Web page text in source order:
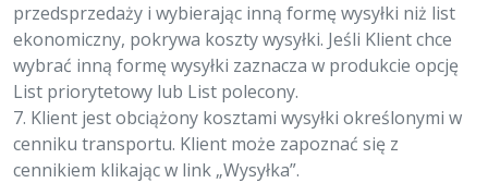
przedsprzedaży i wybierając inną formę wysyłki niż list
ekonomiczny, pokrywa koszty wysyłki. Jeśli Klient chce
wybrać inną formę wysyłki zaznacza w produkcie opcję
List priorytetowy lub List polecony.
7. Klient jest obciążony kosztami wysyłki określonymi w
cenniku transportu. Klient może zapoznać się z
cennikiem klikając w link „Wysyłka”.